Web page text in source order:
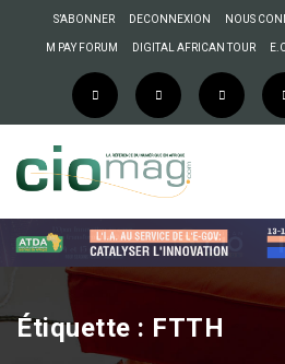
S’ABONNER DECONNEXION NOUS
M PAY FORUM DIGITAL AFRICAN TOUR
Étiquette : FTTH